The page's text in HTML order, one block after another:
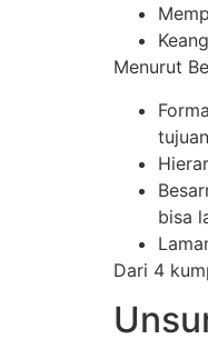
Menurut
bisa
Dari 4